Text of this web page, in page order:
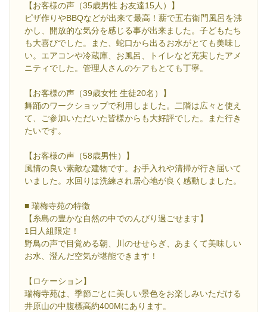
【お客様の声（35歳男性 お友達15人）】
ピザ作りやBBQなどが出来て最高！薪で五右衛門風呂を沸
かし、開放的な気分を感じる事が出来ました。子どもたち
も大喜びでした。また、蛇口から出るお水がとても美味し
い。エアコンや冷蔵庫、お風呂、トイレなど充実したアメ
ニティでした。管理人さんのケアもとても丁寧。
【お客様の声（39歳女性 生徒20名）】
舞踊のワークショップで利用しました。二階は広々と使え
て、ご参加いただいた皆様からも大好評でした。また行き
たいです。
【お客様の声（58歳男性）】
風情の良い素敵な建物です。お手入れや清掃が行き届いて
いました。水回りは洗練され居心地が良く感動しました。
■ 瑞梅寺苑の特徴
【糸島の豊かな自然の中でのんびり過ごせます】
1日人組限定！
野鳥の声で目覚める朝、川のせせらぎ、あまくて美味しい
お水、澄んだ空気が堪能できます！
【ロケーション】
瑞梅寺苑は、季節ごとに美しい景色をお楽しみいただける
井原山の中腹標高約400Mにあります。